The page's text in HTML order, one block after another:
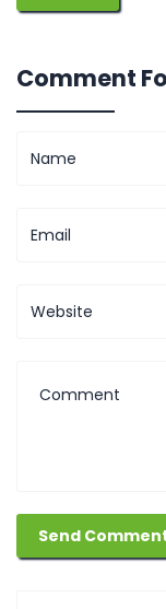
Comment